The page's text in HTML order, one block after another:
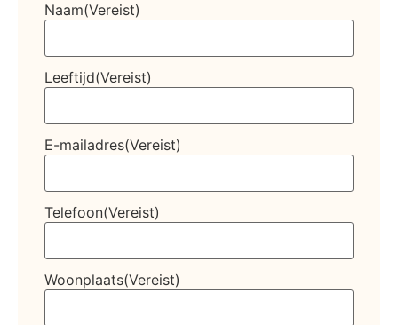
Naam(Vereist)
Leeftijd(Vereist)
E-mailadres(Vereist)
Telefoon(Vereist)
Woonplaats(Vereist)